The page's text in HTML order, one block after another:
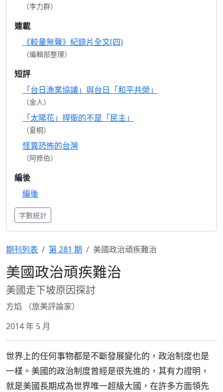
（李力群）
連載
《較量無聲》紀錄片全文(四)
（編輯部整理）
短評
「台日漁業協議」與台日「和平共榮」
（金人）
「太陽花」捍衛的不是「民主」
（夏桐）
怪異恐怖的台灣
（阿修伯）
編後
編後
字數統計
期刊列表 第 281 期 美國政治頑疾難治
美國政治頑疾難治
美國走下坡原因探討
方焰 （旅美評論家）
2014 年 5 月
世界上的任何事物都是不斷發展變化的，政治制度也是
一樣。美國的政治制度曾經是很先進的，其有力證明，
就是美國長期成為世界唯一超級大國，在許多方面領先